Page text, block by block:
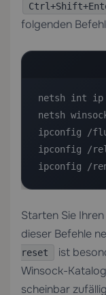
folgenden
netsh int ip
netsh
ipconfig /
ipconfig /
ipconfig /
Starten Sie
dieser Befehle
reset
ist
Winsock-
scheinbar